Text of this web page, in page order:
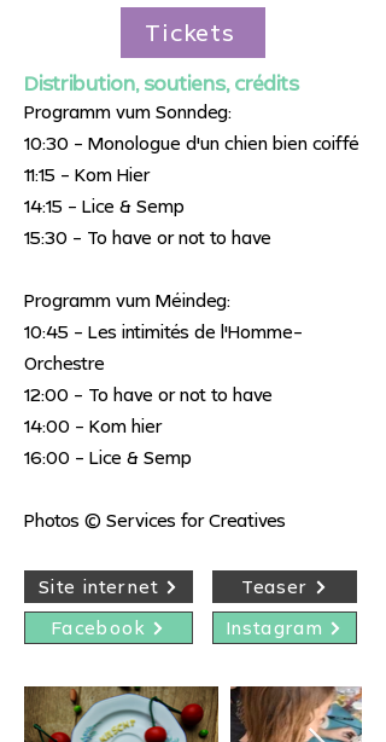
Tickets
Distribution, soutiens, crédits
Programm vum Sonndeg:
10:30 - Monologue d'un chien bien coiffé
11:15 - Kom Hier
14:15 - Lice & Semp
15:30 - To have or not to have
Programm vum Méindeg:
10:45 - Les intimités de l'Homme-
Orchestre
12:00 - To have or not to have
14:00 - Kom hier
16:00 - Lice & Semp
Photos © Services for Creatives
Site internet
Facebook
Teaser
Instagram